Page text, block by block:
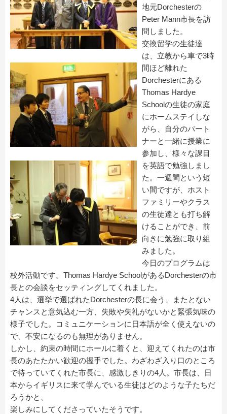
地元Dorchesterの
Peter Mann市長を訪
問しました。
交換留学の生徒達
は、立教から車で3時
間ほど離れた
Dorchesterにある
Thomas Hardye
Schoolの生徒の家庭
にホームステイしな
がら、自分のパート
ナーと一緒に授業に
参加し、様々な課目
を英語で勉強しまし
た。一週間という短
い間ですが、ホスト
ファミリーやクラス
の生徒達とも打ち解
けることができ、前
向きに勉強に取り組
みました。
今日のプログラムは
校外活動です。Thomas Hardye SchoolがあるDorchesterの市
長との会談をセッティングしてくれました。
4人は、選挙で選ばれたDorchesterの長に会う、またとない
チャンスと意気込む一方、失敗や失礼がないかと緊張気味の
様子でした。コミュニケーションに日本語が全く使えないの
で、不安になるのも無理がありません。
しかし、約束の時間にホールに着くと、迎えてくれたのは市
長のあたたかい歓迎の握手でした。わざわざ入り口のところ
で待っていてくれた市長に、感激しきりの4人。市長は、日
本からイギリスに来て学んでいる生徒はどのような子たちだ
ろうかと、
楽しみにしてくださっていたそうです。